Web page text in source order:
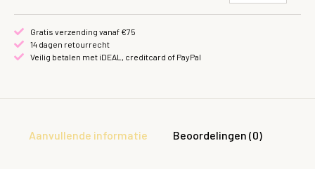
Gratis verzending vanaf €75
14 dagen retourrecht
Veilig betalen met iDEAL, creditcard of PayPal
Aanvullende informatie Beoordelingen (0)